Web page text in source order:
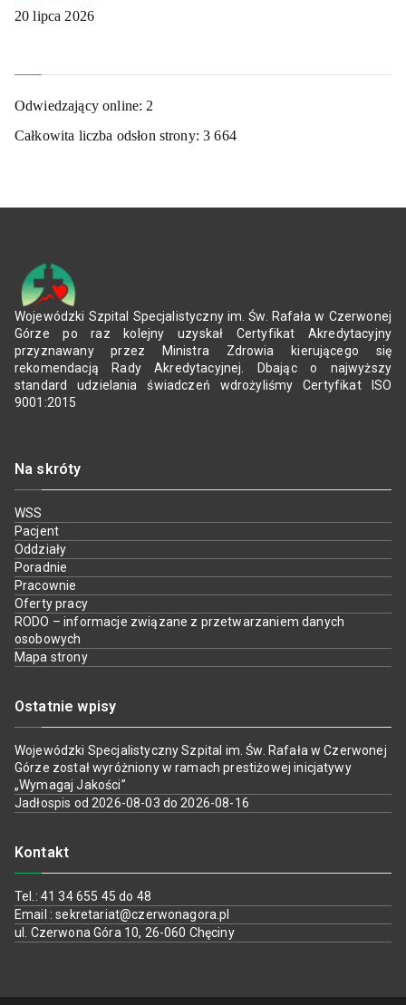
20 lipca 2026
Odwiedzający online: 2
Całkowita liczba odsłon strony:3 664
Wojewódzki Szpital Specjalistyczny im. Św. Rafała w Czerwonej
Górze po raz kolejny uzyskał Certyfikat Akredytacyjny
przyznawany przez Ministra Zdrowia kierującego się
rekomendacją Rady Akredytacyjnej. Dbając o najwyższy
standard udzielania świadczeń wdrożyliśmy Certyfikat ISO
9001:2015
Na skróty
WSS
Pacjent
Oddziały
Poradnie
Pracownie
Oferty pracy
RODO – informacje związane z przetwarzaniem danych
osobowych
Mapa strony
Ostatnie wpisy
Wojewódzki Specjalistyczny Szpital im. Św. Rafała w Czerwonej
Górze został wyróżniony w ramach prestiżowej inicjatywy
„Wymagaj Jakości”
Jadłospis od 2026-08-03 do 2026-08-16
Kontakt
Tel.: 41 34 655 45 do 48
Email : sekretariat@czerwonagora.pl
ul. Czerwona Góra 10, 26-060 Chęciny